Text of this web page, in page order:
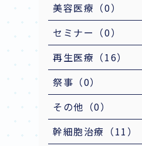
美容医療（0）
セミナー（0）
再生医療（16）
祭事（0）
その他（0）
幹細胞治療（11）